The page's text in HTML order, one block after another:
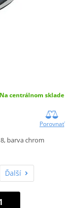
Na centrálnom sklade
Porovnať
barva chrom
Ďalší